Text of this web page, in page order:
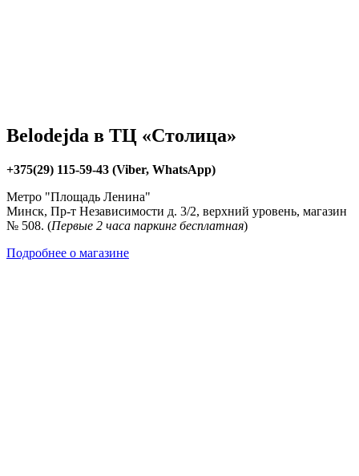
Belodejda в ТЦ «Столица»
+375(29) 115-59-43 (Viber, WhatsApp)
Метро "Площадь Ленина"
Минск, Пр-т Независимости д. 3/2, верхний уровень, магазин
№ 508. (Первые 2 часа паркинг бесплатная)
Подробнее о магазине